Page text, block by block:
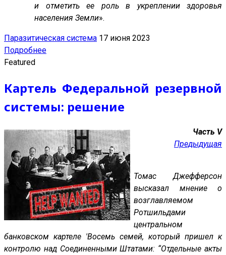
и отметить ее роль в укреплении здоровья
населения Земли».
Паразитическая система 17 июня 2023
Подробнее
Featured
Картель Федеральной резервной
системы: решение
Часть V
Предыдущая
Томас Джефферсон
высказал мнение о
возглавляемом
Ротшильдами
центральном
банковском картеле 'Восемь семей, который пришел к
контролю над Соединенными Штатами: “Отдельные акты